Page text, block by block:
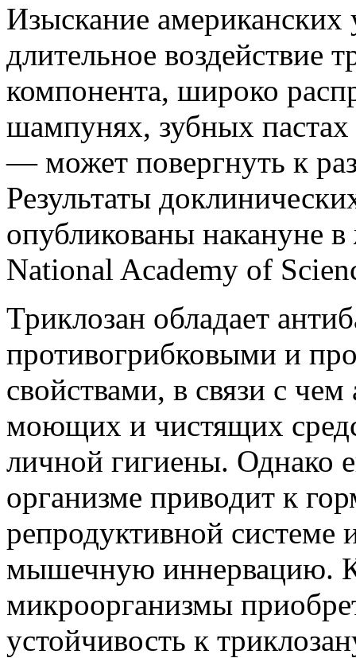
Изыскание американских
длительное воздействие
компонента, широко
шампунях, зубных пастах
— может повергнуть к
Результаты
опубликованы накануне
National Academy of
Триклозан обладает
противогрибковыми и
свойствами, в связи с
моющих и чистящих
личной гигиены. Однако
организме приводит к
репродуктивной системе
мышечную иннервацию.
микроорганизмы
устойчивость к